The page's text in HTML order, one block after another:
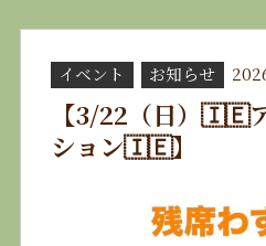
イベント お知らせ
【3/22（日）🇮🇪
ション🇮🇪】